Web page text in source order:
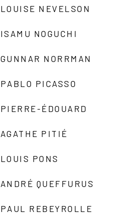
LOUISE NEVELSON
ISAMU NOGUCHI
GUNNAR NORRMAN
PABLO PICASSO
PIERRE-ÉDOUARD
AGATHE PITIÉ
LOUIS PONS
ANDRÉ QUEFFURUS
PAUL REBEYROLLE